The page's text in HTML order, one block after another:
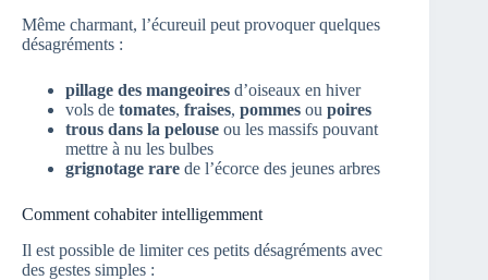
Même charmant, l’écureuil peut provoquer quelques
désagréments :
pillage des mangeoires d’oiseaux en hiver
vols de tomates, fraises, pommes ou poires
trous dans la pelouse ou les massifs pouvant
mettre à nu les bulbes
grignotage rare de l’écorce des jeunes arbres
Comment cohabiter intelligemment
Il est possible de limiter ces petits désagréments avec
des gestes simples :